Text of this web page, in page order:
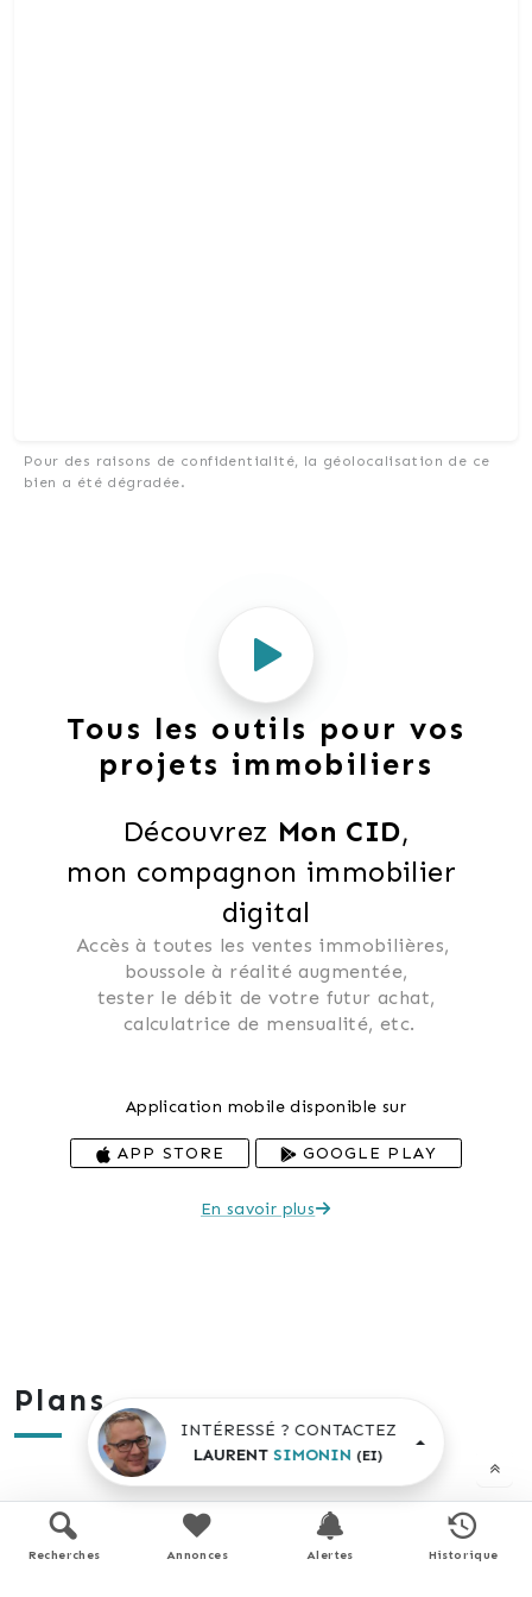
Pour des raisons de confidentialité, la géolocalisation de ce
bien a été dégradée.
Tous les outils pour vos
projets immobiliers
Découvrez Mon CID,
mon compagnon immobilier
digital
Accès à toutes les ventes immobilières,
boussole à réalité augmentée,
tester le débit de votre futur achat,
calculatrice de mensualité, etc.
Application mobile disponible sur
APP STORE GOOGLE PLAY
En savoir plus
Plans
REZ-DE-CHAUSSÉE
INTÉRESSÉ ? CONTACTEZ
LAURENT SIMONIN (EI)
Recherches Annonces Alertes Historique